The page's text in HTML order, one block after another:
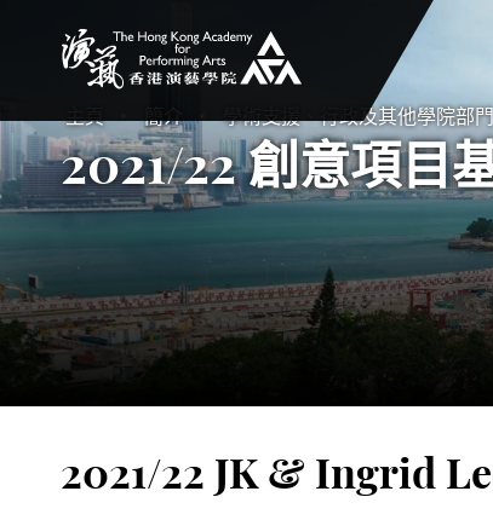
主頁 簡介 學術支援、行政及其他學院部門
2021/22 創意項目
2021/22 JK & Ingrid